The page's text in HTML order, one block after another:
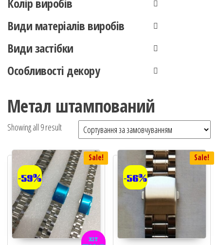
Види матеріалів виробів
Види застібки
Особливості декору
Метал штампований
Showing all 9 result
Sale!
-59%
хіт
Sale!
-56%